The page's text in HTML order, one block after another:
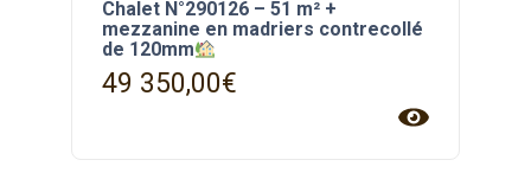
Chalet N°290126 – 51 m² +
mezzanine en madriers contrecollé
de 120mm
49 350,00€